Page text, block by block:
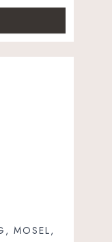
MOSEL,